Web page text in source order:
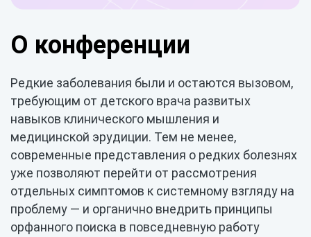
О конференции
Редкие заболевания были и остаются вызовом,
требующим от детского врача развитых
навыков клинического мышления и
медицинской эрудиции. Тем не менее,
современные представления о редких болезнях
уже позволяют перейти от рассмотрения
отдельных симптомов к системному взгляду на
проблему — и органично внедрить принципы
орфанного поиска в повседневную работу